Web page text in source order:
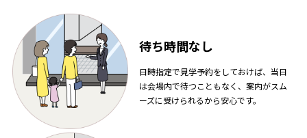
待ち時間なし
日時指定で見学予約をしておけば、当日
は会場内で待つこともなく、案内がスム
ーズに受けられるから安心です。